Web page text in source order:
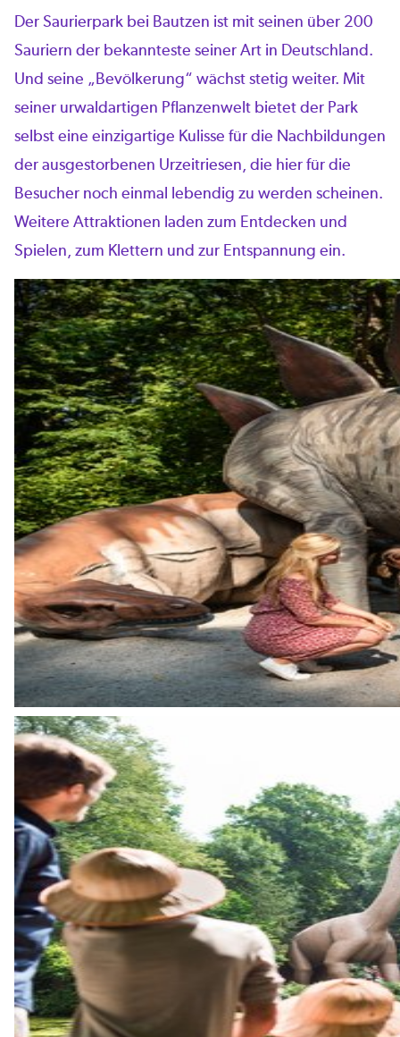
Der Saurierpark bei Bautzen ist mit seinen über 200
Sauriern der bekannteste seiner Art in Deutschland.
Und seine „Bevölkerung“ wächst stetig weiter. Mit
seiner urwaldartigen Pflanzenwelt bietet der Park
selbst eine einzigartige Kulisse für die Nachbildungen
der ausgestorbenen Urzeitriesen, die hier für die
Besucher noch einmal lebendig zu werden scheinen.
Weitere Attraktionen laden zum Entdecken und
Spielen, zum Klettern und zur Entspannung ein.